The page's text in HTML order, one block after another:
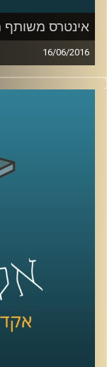
אינטרס
16/06/2016
טור מאת
שנחתם בין
פרנסואה
עיצב את
המזרח
הסכם, המייצג
במלוא הדרו,
כורדים,
לכדי
מסוימת,
הצליחו במשך